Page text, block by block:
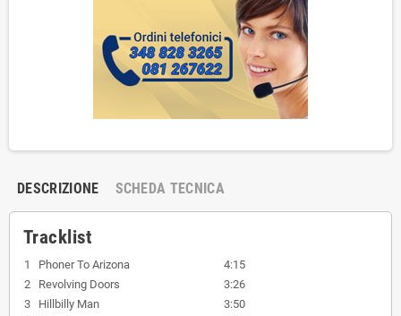
DESCRIZIONE SCHEDA TECNICA
Tracklist
1 Phoner To Arizona
4:15
2
Revolving Doors
3:26
3
Hillbilly Man
3:50